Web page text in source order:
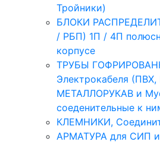
Тройники)
БЛОКИ
/ РБП) 1П / 4П
корпусе
ТРУБЫ
Электрокабеля
МЕТАЛЛОРУКАВ и
соеденительные к
КЛЕМНИКИ,
АРМАТУРА для СИП и